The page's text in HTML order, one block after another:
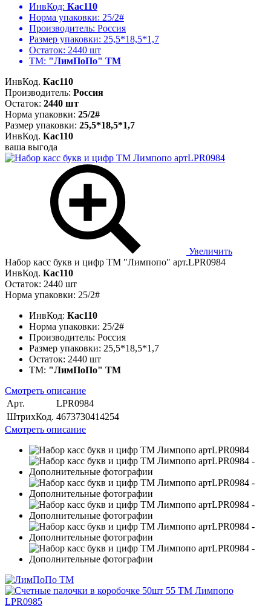
ИнвКод: Кас110
Норма упаковки: 25/2#
Производитель: Россия
Размер упаковки: 25,5*18,5*1,7
Остаток: 2440 шт
ТМ: "ЛимПоПо" ТМ
ИнвКод. Кас110
Производитель: Россия
Остаток: 2440 шт
Норма упаковки: 25/2#
Размер упаковки: 25,5*18,5*1,7
ИнвКод. Кас110
ваша выгода
Увеличить
Набор касс букв и цифр ТМ "Лимпопо" арт.LPR0984
ИнвКод. Кас110
Остаток: 2440 шт
Норма упаковки: 25/2#
ИнвКод: Кас110
Норма упаковки: 25/2#
Производитель: Россия
Размер упаковки: 25,5*18,5*1,7
Остаток: 2440 шт
ТМ: "ЛимПоПо" ТМ
Смотреть описание
Арт.
LPR0984
ШтрихКод. 4673730414254
Смотреть описание